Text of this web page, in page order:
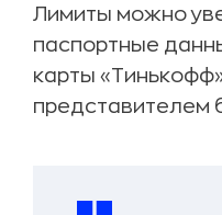
Лимиты можно
паспортные
карты
представителем